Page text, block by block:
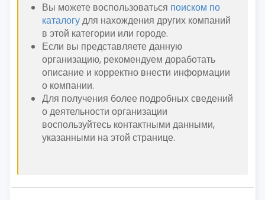
Вы можете воспользоваться поиском по
каталогудля нахождения других компаний
в этой категории или городе.
Если вы представляете данную
организацию, рекомендуем доработать
описание и корректно внести информации
о компании.
Для получения более подробных сведений
о деятельности организации
воспользуйтесь контактными данными,
указанными на этой странице.